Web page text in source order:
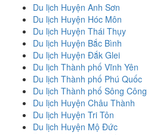
Du lịch Huyện Anh Sơn
Du lịch Huyện Hóc Môn
Du lịch Huyện Thái Thụy
Du lịch Huyện Bắc Bình
Du lịch Huyện Đắk Glei
Du lịch Thành phố Vĩnh Yên
Du lịch Thành phố Phú Quốc
Du lịch Thành phố Sông Công
Du lịch Huyện Châu Thành
Du lịch Huyện Tri Tôn
Du lịch Huyện Mộ Đức